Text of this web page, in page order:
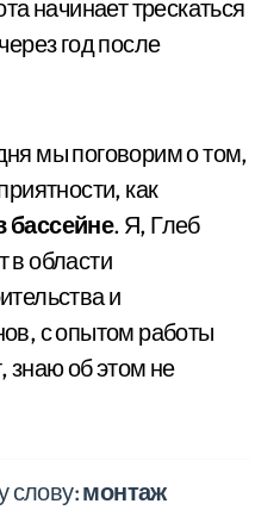
начинает трескаться
год после
мы поговорим о том,
как
бассейне. Я, Глеб
в области
и
с опытом работы
знаю об этом не
слову:монтаж